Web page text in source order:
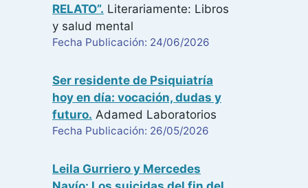
RELATO”. Literariamente: Libros
y salud mental
Fecha Publicación: 24/06/2026
Ser residente de Psiquiatría
hoy en día: vocación, dudas y
futuro. Adamed Laboratorios
Fecha Publicación: 26/05/2026
Leila Gurriero y Mercedes